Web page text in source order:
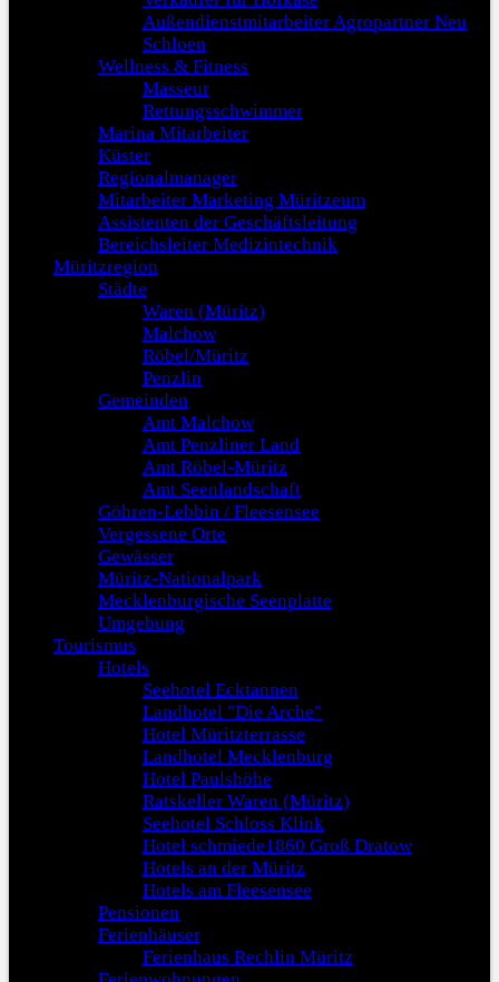
Außendienstmitarbeiter Agropartner Neu
Schloen
Wellness & Fitness
Masseur
Rettungsschwimmer
Marina Mitarbeiter
Küster
Regionalmanager
Mitarbeiter Marketing Müritzeum
Assistenten der Geschäftsleitung
Bereichsleiter Medizintechnik
Müritzregion
Städte
Waren (Müritz)
Malchow
Röbel/Müritz
Penzlin
Gemeinden
Amt Malchow
Amt Penzliner Land
Amt Röbel-Müritz
Amt Seenlandschaft
Göhren-Lebbin / Fleesensee
Vergessene Orte
Gewässer
Müritz-Nationalpark
Mecklenburgische Seenplatte
Umgebung
Tourismus
Hotels
Seehotel Ecktannen
Landhotel "Die Arche"
Hotel Müritzterrasse
Landhotel Mecklenburg
Hotel Paulshöhe
Ratskeller Waren (Müritz)
Seehotel Schloss Klink
Hotel schmiede1860 Groß Dratow
Hotels an der Müritz
Hotels am Fleesensee
Pensionen
Ferienhäuser
Ferienhaus Rechlin Müritz